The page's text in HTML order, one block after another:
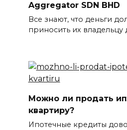
Aggregator SDN BHD
Все знают, что деньги
приносить их владельцу
Можно ли продать
квартиру?
Ипотечные кредиты